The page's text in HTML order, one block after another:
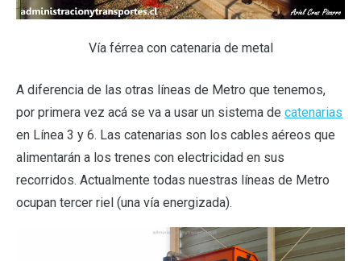
Vía férrea con catenaria de metal
A diferencia de las otras líneas de Metro que tenemos,
por primera vez acá se va a usar un sistema de catenarias
en Línea 3 y 6. Las catenarias son los cables aéreos que
alimentarán a los trenes con electricidad en sus
recorridos. Actualmente todas nuestras líneas de Metro
ocupan tercer riel (una vía energizada).